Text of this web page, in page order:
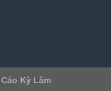
Kỳ Lâm